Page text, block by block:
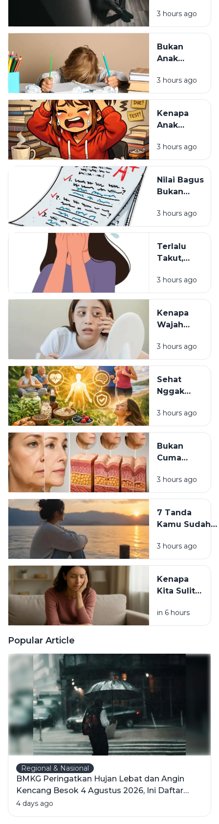
Tempat
Pulang,
Tempat
Paling
3 hours ago
Bukan
Anak
Mungkin
Cara
yang
Selama Ini
3 hours ago
Kenapa
Anak
Kehilangan
Semangat
3 hours ago
Nilai Bagus
Bukan
Hal yang
Sering
dalam
Pendidikan
3 hours ago
Terlalu
Takut,
Waspada:
Mungkinkah
Luka Masa
Lalu?
3 hours ago
Kenapa
Wajah
Lelah
Meski
Pakai
Skincare
3 hours ago
Sehat
Nggak
Mahal:
Kebiasaan
yang Bisa
Dimulai
3 hours ago
Bukan
Cuma
7
Kebiasaan
Diam-
Diam Bikin
Cepat Tua
3 hours ago
7 Tanda
Kamu Sudah
Meninggalkan
Versi Lama
3 hours ago
Kenapa
Kita Sulit
Padahal
Tahu
in 6 hours
Popular Article
Regional & Nasional
BMKG Peringatkan Hujan Lebat dan Angin
Kencang Besok 4 Agustus 2026, Ini Daftar
Wilayahnya
4 days ago